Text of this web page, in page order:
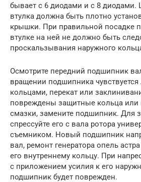
бывает с 6 диодами и с 8 диодами.
втулка должна быть плотно
крышки. При правильной посадке
втулке на ней не должно быть
проскальзывания наружного
Осмотрите передний подшипник
вращении подшипника
кольцами, перекат или
повреждены защитные кольца или
смазки, замените подшипник. Для
спрессуйте его с вала ротора
съемником. Новый подшипник
вал, ремонт генератора опель
его внутреннему кольцу. При
с приложением усилия к его
подшипник будет поврежден.